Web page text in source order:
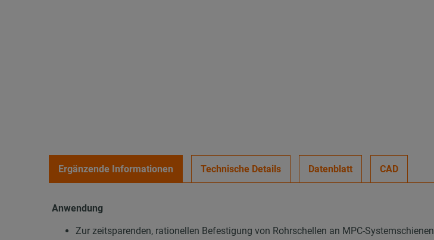
Ergänzende Informationen Technische Details Datenblatt CAD
Anwendung
Zur zeitsparenden, rationellen Befestigung von Rohrschellen an MPC-Systemschienen